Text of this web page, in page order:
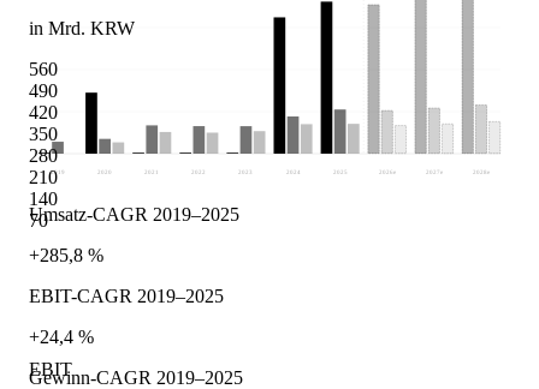
in Mrd. KRW
560
490
420
350
280
210
140
70
EBIT
2019 2020 2021 2022 2023 2024 2025 2026 e 2027 e 2028 e
Umsatz-CAGR 2019–2025
+285,8 %
EBIT-CAGR 2019–2025
+24,4 %
Gewinn-CAGR 2019–2025